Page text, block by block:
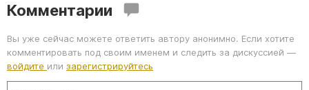
Комментарии
Вы уже сейчас можете ответить автору анонимно. Если хотите
комментировать под своим именем и следить за дискуссией —
войдите или зарегистрируйтесь